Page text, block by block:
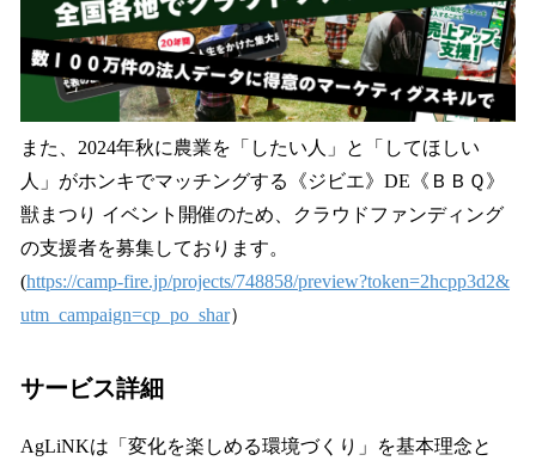
また、2024年秋に農業を「したい人」と「してほしい
人」がホンキでマッチングする《ジビエ》DE《ＢＢＱ》
獣まつり イベント開催のため、クラウドファンディング
の支援者を募集しております。
(https://camp-fire.jp/projects/748858/preview?token=2hcpp3d2&
utm_campaign=cp_po_shar）
サービス詳細
AgLiNKは「変化を楽しめる環境づくり」を基本理念と